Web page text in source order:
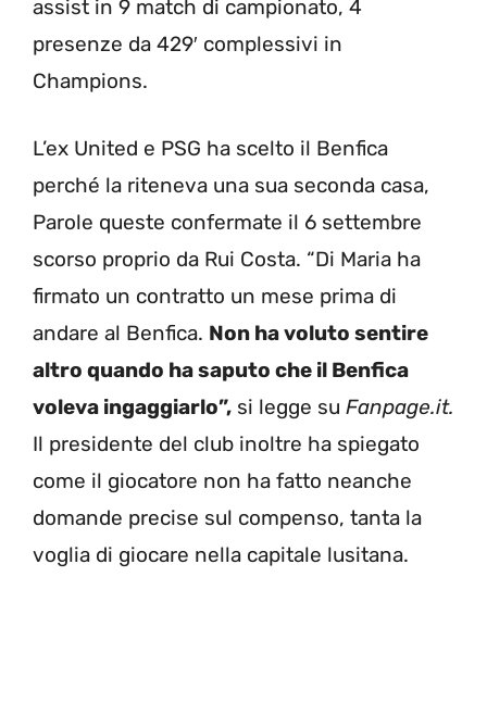
assist in 9 match di campionato, 4
presenze da 429′ complessivi in
Champions.
L’ex United e PSG ha scelto il Benfica
perché la riteneva una sua seconda casa,
Parole queste confermate il 6 settembre
scorso proprio da Rui Costa. “Di Maria ha
firmato un contratto un mese prima di
andare al Benfica. Non ha voluto sentire
altro quando ha saputo che il Benfica
voleva ingaggiarlo”, si legge su Fanpage.it.
Il presidente del club inoltre ha spiegato
come il giocatore non ha fatto neanche
domande precise sul compenso, tanta la
voglia di giocare nella capitale lusitana.